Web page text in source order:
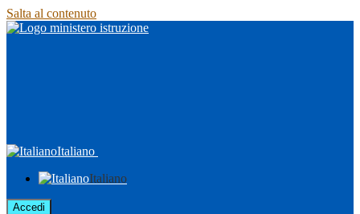
Salta al contenuto
Italiano
Italiano
Accedi